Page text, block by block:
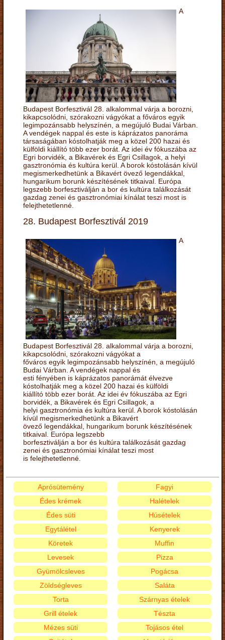
A
Budapest Borfesztivál 28. alkalommal várja a borozni,
kikapcsolódni, szórakozni vágyókat a főváros egyik
legimpozánsabb helyszínén, a megújuló Budai Várban.
A vendégek nappal és este is káprázatos panoráma
társaságában kóstolhatják meg a közel 200 hazai és
külföldi kiállító több ezer borát. Az idei év fókuszába az
Egri borvidék, a Bikavérek és Egri Csillagok, a helyi
gasztronómia és kultúra kerül. A borok kóstolásán kívül
megismerkedhetünk a Bikavért övező legendákkal,
hungarikum borunk készítésének titkaival. Európa
legszebb borfesztiválján a bor és kultúra találkozását
gazdag zenei és gasztronómiai kínálat teszi most is
felejthetetlenné.
28. Budapest Borfesztivál 2019
A
Budapest Borfesztivál 28. alkalommal várja a borozni,
kikapcsolódni, szórakozni vágyókat a
főváros egyik legimpozánsabb helyszínén, a megújuló
Budai Várban. A vendégek nappal és
esti fényében is káprázatos panorámát élvezve
kóstolhatják meg a közel 200 hazai és külföldi
kiállító több ezer borát. Az idei év fókuszába az Egri
borvidék, a Bikavérek és Egri Csillagok, a
helyi gasztronómia és kultúra kerül. A borok kóstolásán
kívül megismerkedhetünk a Bikavért
övező legendákkal, hungarikum borunk készítésének
titkaival. Európa legszebb
borfesztiválján a bor és kultúra találkozását gazdag
zenei és gasztronómiai kínálat teszi most
is felejthetetlenné.
Aprósütemény
Édes krémek
Édes süti
Egytálétel
Fagyi
Halételek
Húsételek
Kenyerek
Köretek
Levesek
Gyümölcsleves
Zöldségleves
Muffin
Pizza
Pogácsa
Saláta
Torta
Grill ételek
Mézes süti
Szárnyas ételek
Tészta
Tojásos étel